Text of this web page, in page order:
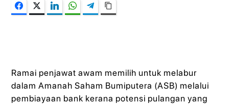
FacebookTwitter LinkedIn WhatsAppTelegram
Ramai penjawat awam memilih untuk melabur
dalam Amanah Saham Bumiputera (ASB) melalui
pembiayaan bank kerana potensi pulangan yang